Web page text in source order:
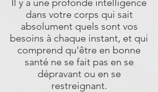
Il y a une profonde intelligence
dans votre corps qui sait
absolument quels sont vos
besoins à chaque instant, et qui
comprend qu'être en bonne
santé ne se fait pas en se
dépravant ou en se
restreignant.